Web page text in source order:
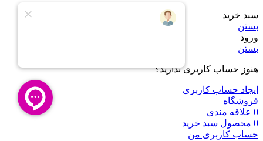
سبد خرید
بستن
ورود
بستن
هنوز حساب کاربری ندارید؟
ایجاد حساب کاربری
فروشگاه
0 علاقه مندی
0 محصول سبد خرید
حساب کاربری من